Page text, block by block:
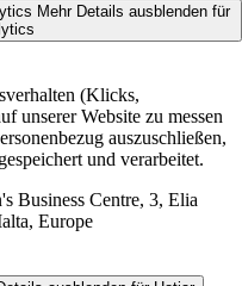
Mehr Details ausblendenfür
(Klicks,
unserer Website zu messen
auszuschließen,
und verarbeitet.
Business Centre, 3, Elia
Europe